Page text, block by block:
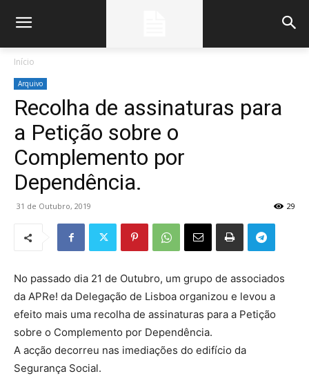
Início
Arquivo
Recolha de assinaturas para
a Petição sobre o
Complemento por
Dependência.
31 de Outubro, 2019 29
No passado dia 21 de Outubro, um grupo de associados
da APRe! da Delegação de Lisboa organizou e levou a
efeito mais uma recolha de assinaturas para a Petição
sobre o Complemento por Dependência.
A acção decorreu nas imediações do edifício da
Segurança Social.